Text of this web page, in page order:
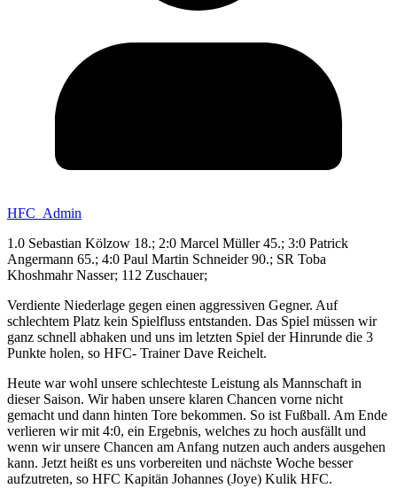
HFC_Admin
1.0 Sebastian Kölzow 18.; 2:0 Marcel Müller 45.; 3:0 Patrick
Angermann 65.; 4:0 Paul Martin Schneider 90.; SR Toba
Khoshmahr Nasser; 112 Zuschauer;
Verdiente Niederlage gegen einen aggressiven Gegner. Auf
schlechtem Platz kein Spielfluss entstanden. Das Spiel müssen wir
ganz schnell abhaken und uns im letzten Spiel der Hinrunde die 3
Punkte holen, so HFC- Trainer Dave Reichelt.
Heute war wohl unsere schlechteste Leistung als Mannschaft in
dieser Saison. Wir haben unsere klaren Chancen vorne nicht
gemacht und dann hinten Tore bekommen. So ist Fußball. Am Ende
verlieren wir mit 4:0, ein Ergebnis, welches zu hoch ausfällt und
wenn wir unsere Chancen am Anfang nutzen auch anders ausgehen
kann. Jetzt heißt es uns vorbereiten und nächste Woche besser
aufzutreten, so HFC Kapitän Johannes (Joye) Kulik HFC.